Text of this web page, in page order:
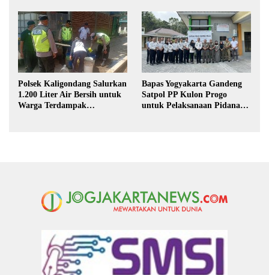
Polsek Kaligondang Salurkan
1.200 Liter Air Bersih untuk
Warga Terdampak
Bapas Yogyakarta Gandeng
Satpol PP Kulon Progo
untuk Pelaksanaan Pidana